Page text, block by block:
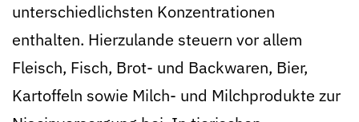
unterschiedlichsten Konzentrationen
enthalten. Hierzulande steuern vor allem
Fleisch, Fisch, Brot- und Backwaren, Bier,
Kartoffeln sowie Milch- und Milchprodukte zur